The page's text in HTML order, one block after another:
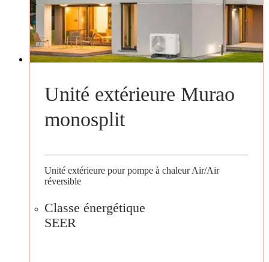
Unité extérieure Murao
monosplit
Unité extérieure pour pompe à chaleur Air/Air
réversible
Classe énergétique
SEER